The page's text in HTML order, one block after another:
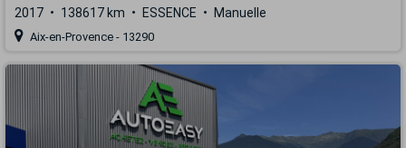
2017 138617 km ESSENCE Manuelle
Aix-en-Provence - 13290